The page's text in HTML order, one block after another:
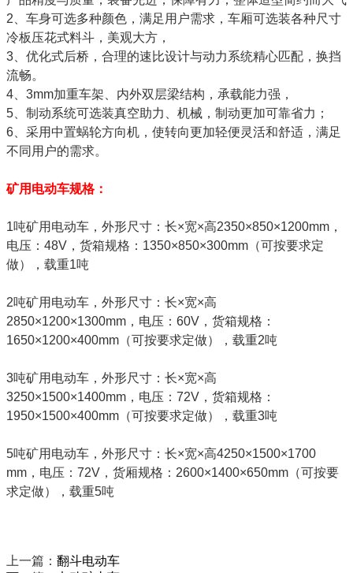
2、车身可选多种颜色，满足用户需求，车厢可选装各种尺寸
冷板压花式料斗，美观大方，
3、优化式后桥，合理的速比设计与动力系统精心匹配，换挡
流畅。
4、3mm加重车架、内外双层梁结构，承载能力强，
5、制动系统可选装真空助力、机械，制动更加可靠省力；
6、采用中置蜗轮方向机，使转向更加轻便灵活和舒适，满足
不同用户的需求。
矿用电动车规格：
1吨矿用电动车，外形尺寸：长×宽×高2350×850×1200mm，
电压：48V，货箱规格：1350×850×300mm（可按要求定
做），载重1吨
2吨矿用电动车，外形尺寸：长×宽×高
2850×1200×1300mm，电压：60V，货箱规格：
1650×1200×400mm（可按要求定做），载重2吨
3吨矿用电动车，外形尺寸：长×宽×高
3250×1500×1400mm，电压：72V，货箱规格：
1950×1500×400mm（可按要求定做），载重3吨
5吨矿用电动车，外形尺寸：长×宽×高4250×1500×1700
mm，电压：72V，货厢规格：2600×1400×650mm（可按要
求定做），载重5吨
上一篇： 翻斗电动车